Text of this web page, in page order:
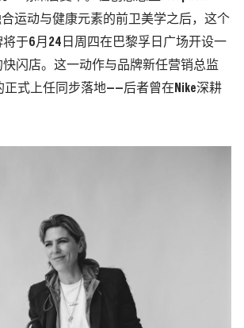
合运动与健康元素的前卫美学之后，这个
于6月24日周四在巴黎孚日广场开设一
闪店。这一动作与品牌新任营销总监
正式上任同步落地——后者曾在Nike深耕